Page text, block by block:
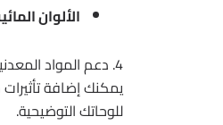
الألوان
4. دعم المواد المعدنية (Metallic Materials)
يمكنك إضافة
للوحاتك التوضيحية.